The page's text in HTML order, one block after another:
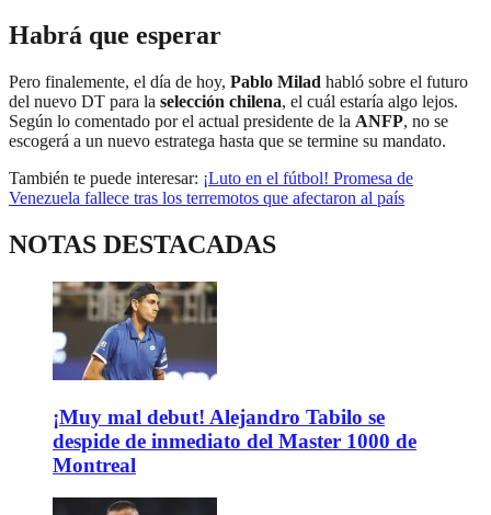
Habrá que esperar
Pero finalemente, el día de hoy, Pablo Milad habló sobre el futuro
del nuevo DT para la selección chilena, el cuál estaría algo lejos.
Según lo comentado por el actual presidente de la ANFP, no se
escogerá a un nuevo estratega hasta que se termine su mandato.
También te puede interesar: ¡Luto en el fútbol! Promesa de
Venezuela fallece tras los terremotos que afectaron al país
NOTAS DESTACADAS
¡Muy mal debut! Alejandro Tabilo se
despide de inmediato del Master 1000 de
Montreal